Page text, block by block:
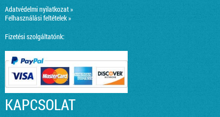
Adatvédelmi nyilatkozat »
Felhasználási feltételek »
Fizetési szolgáltatónk:
KAPCSOLAT